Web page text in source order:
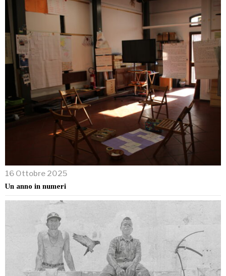
16 Ottobre 2025
Un anno in numeri